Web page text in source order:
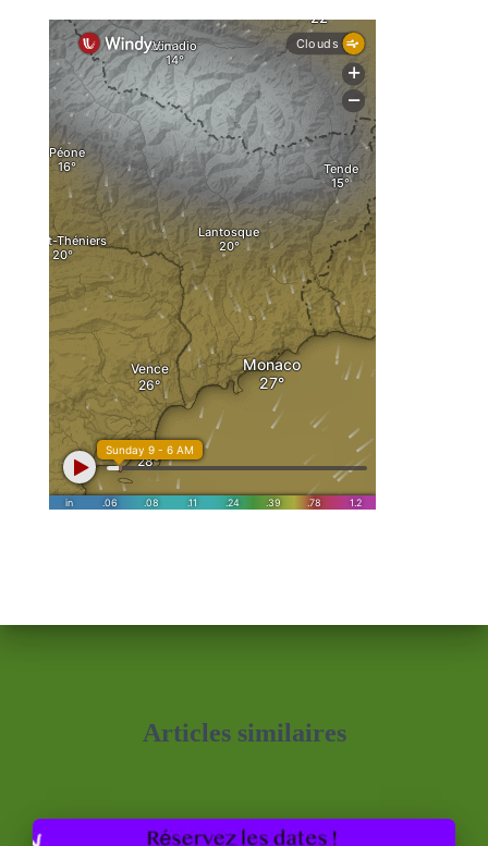
Articles similaires